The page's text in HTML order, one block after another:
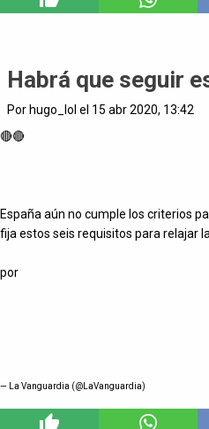
Habrá que seguir
Por hugo_lol el 15 abr 2020, 13:42
🔴🔴
España aún no cumple los criterios
fija estos seis requisitos para relajar
por
— La Vanguardia (@LaVanguardia)